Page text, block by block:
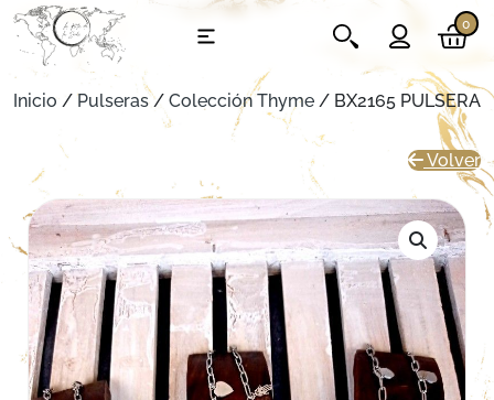
0
Inicio / Pulseras/ Colección Thyme / BX2165 PULSERA
Volver